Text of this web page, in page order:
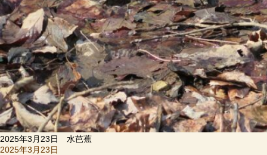
2025年3月23日 水芭蕉
投
2025年3月23日